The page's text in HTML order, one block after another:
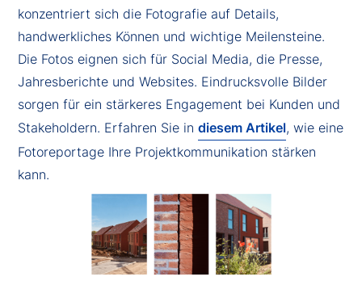
konzentriert sich die Fotografie auf Details,
handwerkliches Können und wichtige Meilensteine.
Die Fotos eignen sich für Social Media, die Presse,
Jahresberichte und Websites. Eindrucksvolle Bilder
sorgen für ein stärkeres Engagement bei Kunden und
Stakeholdern. Erfahren Sie indiesem Artikel, wie eine
Fotoreportage Ihre Projektkommunikation stärken
kann.